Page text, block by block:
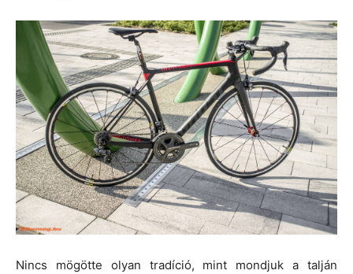
Nincs mögötte olyan tradíció, mint mondjuk a talján